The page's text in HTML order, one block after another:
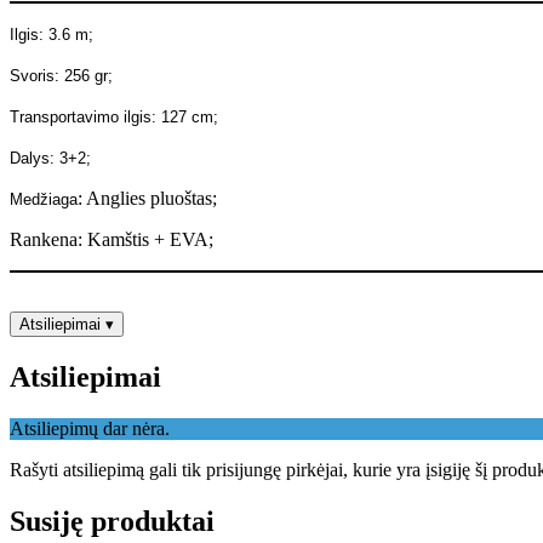
Ilgis: 3.6 m;
Svoris: 256 gr;
Transportavimo ilgis: 127 cm;
Dalys: 3+2;
Medžiaga: Anglies pluoštas;
Rankena: Kamštis + EVA;
Atsiliepimai ▾
Atsiliepimai
Atsiliepimų dar nėra.
Rašyti atsiliepimą gali tik prisijungę pirkėjai, kurie yra įsigiję šį
Susiję produktai